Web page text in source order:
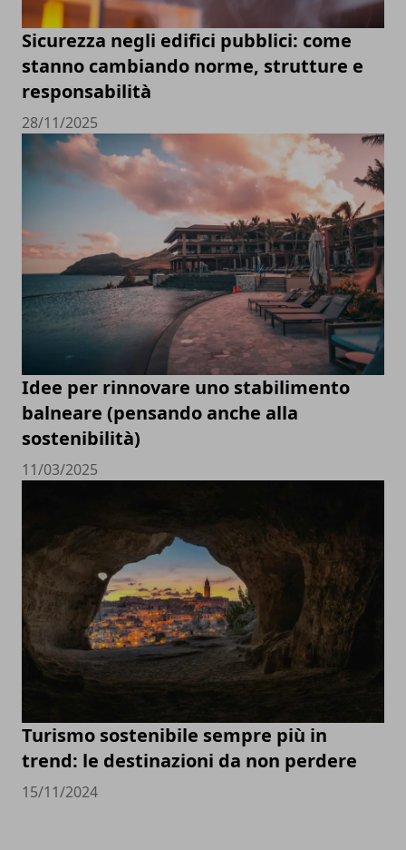
Sicurezza negli edifici pubblici: come
stanno cambiando norme, strutture e
responsabilità
28/11/2025
Idee per rinnovare uno stabilimento
balneare (pensando anche alla
sostenibilità)
11/03/2025
Turismo sostenibile sempre più in
trend: le destinazioni da non perdere
15/11/2024